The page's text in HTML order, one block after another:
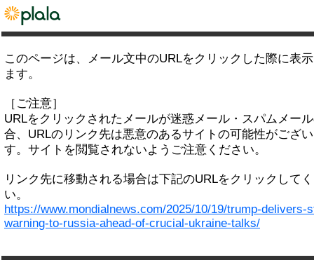
このページは、メール文中のURLをクリックした際に表
ます。
［ご注意］
URLをクリックされたメールが迷惑メール・スパムメー
合、URLのリンク先は悪意のあるサイトの可能性がござ
す。サイトを閲覧されないようご注意ください。
リンク先に移動される場合は下記のURLをクリックして
い。
https://www.mondialnews.com/2025/10/19/trump-delivers-
warning-to-russia-ahead-of-crucial-ukraine-talks/